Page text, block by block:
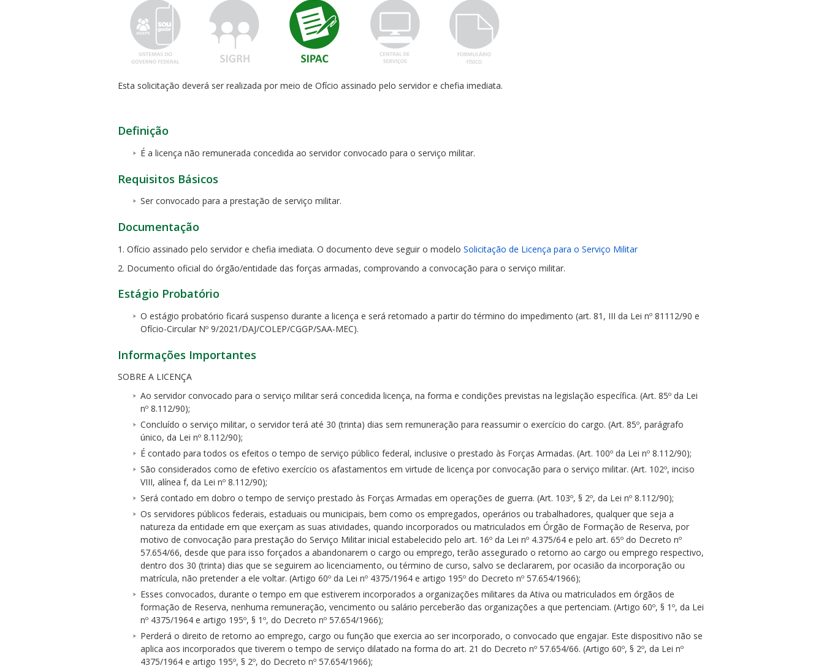
Esta solicitação deverá ser realizada por meio de Ofício assinado pelo servidor e chefia imediata.
Definição
É a licença não remunerada concedida ao servidor convocado para o serviço militar.
Requisitos Básicos
Ser convocado para a prestação de serviço militar.
Documentação
1. Ofício assinado pelo servidor e chefia imediata. O documento deve seguir o modelo Solicitação de Licença para o Serviço Militar
2. Documento oficial do órgão/entidade das forças armadas, comprovando a convocação para o serviço militar.
Estágio Probatório
O estágio probatório ficará suspenso durante a licença e será retomado a partir do término do impedimento (art. 81, III da Lei nº 81112/90 e
Ofício-Circular Nº 9/2021/DAJ/COLEP/CGGP/SAA-MEC).
Informações Importantes
SOBRE A LICENÇA
Ao servidor convocado para o serviço militar será concedida licença, na forma e condições previstas na legislação específica. (Art. 85º da Lei
nº 8.112/90);
Concluído o serviço militar, o servidor terá até 30 (trinta) dias sem remuneração para reassumir o exercício do cargo. (Art. 85º, parágrafo
único, da Lei nº 8.112/90);
É contado para todos os efeitos o tempo de serviço público federal, inclusive o prestado às Forças Armadas. (Art. 100º da Lei nº 8.112/90);
São considerados como de efetivo exercício os afastamentos em virtude de licença por convocação para o serviço militar. (Art. 102º, inciso
VIII, alínea f, da Lei nº 8.112/90);
Será contado em dobro o tempo de serviço prestado às Forças Armadas em operações de guerra. (Art. 103º, § 2º, da Lei nº 8.112/90);
Os servidores públicos federais, estaduais ou municipais, bem como os empregados, operários ou trabalhadores, qualquer que seja a
natureza da entidade em que exerçam as suas atividades, quando incorporados ou matriculados em Órgão de Formação de Reserva, por
motivo de convocação para prestação do Serviço Militar inicial estabelecido pelo art. 16º da Lei nº 4.375/64 e pelo art. 65º do Decreto nº
57.654/66, desde que para isso forçados a abandonarem o cargo ou emprego, terão assegurado o retorno ao cargo ou emprego respectivo,
dentro dos 30 (trinta) dias que se seguirem ao licenciamento, ou término de curso, salvo se declararem, por ocasião da incorporação ou
matrícula, não pretender a ele voltar. (Artigo 60º da Lei nº 4375/1964 e artigo 195º do Decreto nº 57.654/1966);
Esses convocados, durante o tempo em que estiverem incorporados a organizações militares da Ativa ou matriculados em órgãos de
formação de Reserva, nenhuma remuneração, vencimento ou salário perceberão das organizações a que pertenciam. (Artigo 60º, § 1º, da Lei
nº 4375/1964 e artigo 195º, § 1º, do Decreto nº 57.654/1966);
Perderá o direito de retorno ao emprego, cargo ou função que exercia ao ser incorporado, o convocado que engajar. Este dispositivo não se
aplica aos incorporados que tiverem o tempo de serviço dilatado na forma do art. 21 do Decreto nº 57.654/66. (Artigo 60º, § 2º, da Lei nº
4375/1964 e artigo 195º, § 2º, do Decreto nº 57.654/1966);